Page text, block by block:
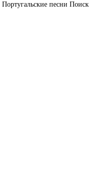
Португальские песни Поиск